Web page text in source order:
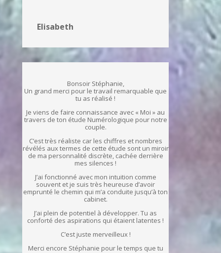
Elisabeth
Bonsoir Stéphanie,
Un grand merci pour le travail remarquable que
tu as réalisé !
Je viens de faire connaissance avec « Moi » au
travers de ton étude Numérologique pour notre
couple.
C’est très réaliste car les chiffres et nombres
révélés aux termes de cette étude sont un miroir
de ma personnalité discrète, cachée derrière
mes silences !
J’ai fonctionné avec mon intuition comme
souvent et je suis très heureuse d’avoir
emprunté le chemin qui m’a conduite jusqu’à ton
cabinet.
J’ai plein de potentiel à développer. Tu as
conforté des aspirations qui étaient latentes !
C’est juste merveilleux !
Merci encore Stéphanie pour le temps que tu